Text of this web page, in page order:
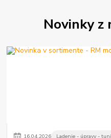
Novinky z
16.04.2026 Ladenie - úpravy -